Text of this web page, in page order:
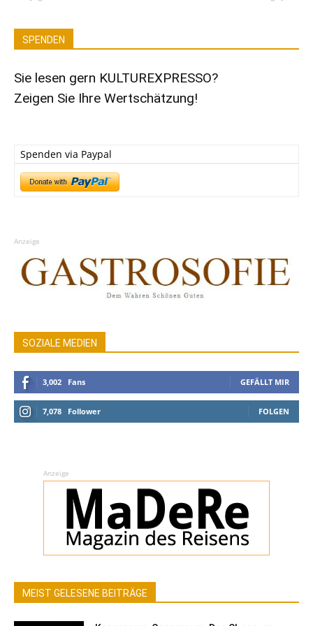
SPENDEN
Sie lesen gern KULTUREXPRESSO?
Zeigen Sie Ihre Wertschätzung!
Spenden via Paypal
Anzeige
SOZIALE MEDIEN
3,002 Fans GEFÄLLT MIR
7,078 Follower FOLGEN
Anzeige
MEIST GELESENE BEITRÄGE